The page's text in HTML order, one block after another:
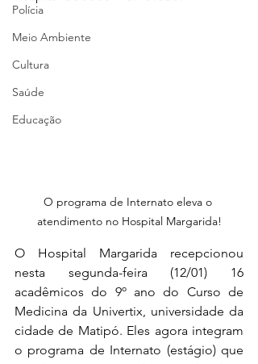
Polícia
Meio Ambiente
Cultura
Saúde
Educação
O programa de Internato eleva o
atendimento no Hospital Margarida!
O Hospital Margarida recepcionou
nesta segunda-feira (12/01) 16
acadêmicos do 9º ano do Curso de
Medicina da Univertix, universidade da
cidade de Matipó. Eles agora integram
o programa de Internato (estágio) que